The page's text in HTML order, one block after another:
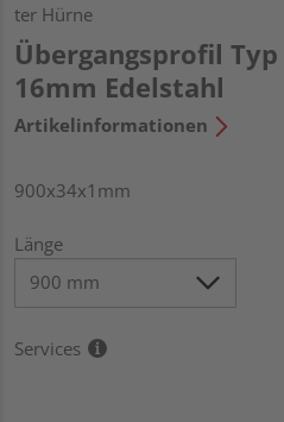
ter Hürne
Übergangsprofil Typ
16mm Edelstahl
Artikelinformationen
900x34x1mm
Länge
Services